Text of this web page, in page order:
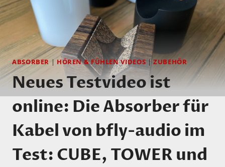
ABSORBER | HÖREN & FÜHLEN VIDEOS |ZUBEHÖR
Neues Testvideo ist
online: Die Absorber für
Kabel von bfly-audio im
Test: CUBE, TOWER und